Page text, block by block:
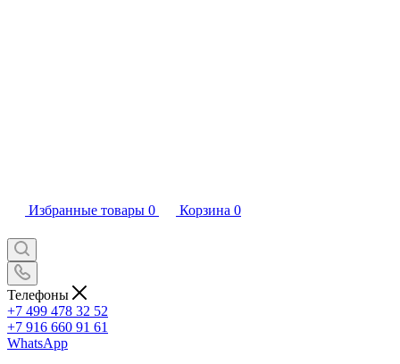
Избранные товары 0 Корзина 0
Телефоны
+7 499 478 32 52
+7 916 660 91 61
WhatsApp